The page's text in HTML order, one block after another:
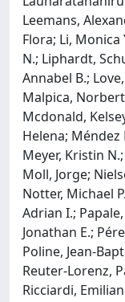
Leemans,
Flora; Li, Monica
N.; Liphardt,
Annabel B.;
Malpica,
Mcdonald,
Helena; Méndez
Meyer, Kristin
Moll, Jorge;
Notter, Michael
Adrian I.;
Jonathan E.;
Poline, Jean-
Reuter-Lorenz,
Ricciardi,